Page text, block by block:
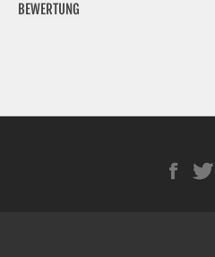
BEWERTUNG